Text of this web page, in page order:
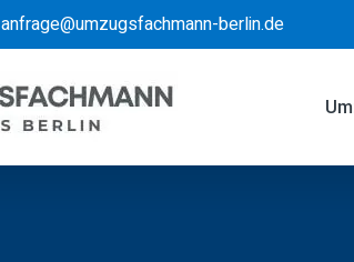
anfrage@umzugsfachmann-berlin.de